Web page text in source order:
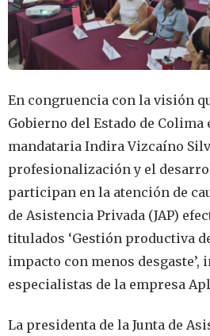
En congruencia con la visión
Gobierno del Estado de Colima
mandataria Indira Vizcaíno
profesionalización y el
participan en la atención de
de Asistencia Privada (JAP)
titulados ‘Gestión productiva
impacto con menos
especialistas de la empresa
La presidenta de la Junta de